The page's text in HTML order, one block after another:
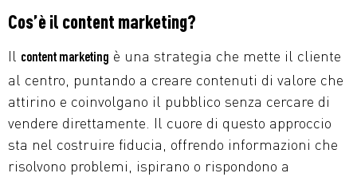
Cos’è il content marketing?
Il content marketing è una strategia che mette il cliente
al centro, puntando a creare contenuti di valore che
attirino e coinvolgano il pubblico senza cercare di
vendere direttamente. Il cuore di questo approccio
sta nel costruire fiducia, offrendo informazioni che
risolvono problemi, ispirano o rispondono a